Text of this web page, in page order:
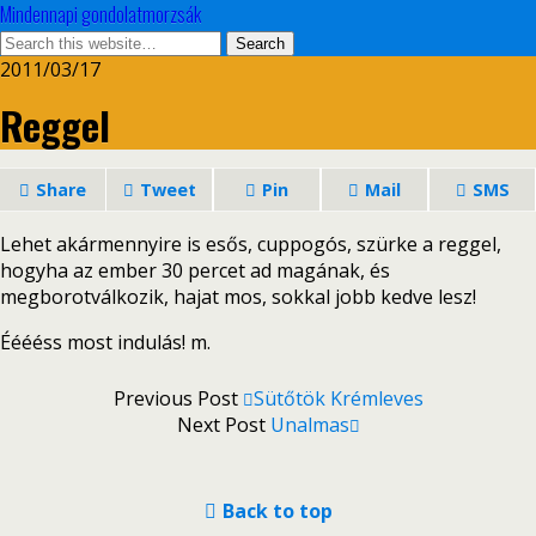
Mindennapi gondolatmorzsák
2011/03/17
Reggel
Share Tweet Pin Mail SMS
Lehet akármennyire is esős, cuppogós, szürke a reggel,
hogyha az ember 30 percet ad magának, és
megborotválkozik, hajat mos, sokkal jobb kedve lesz!
Ééééss most indulás! m.
Previous Post Sütőtök Krémleves
Next Post Unalmas
Back to top